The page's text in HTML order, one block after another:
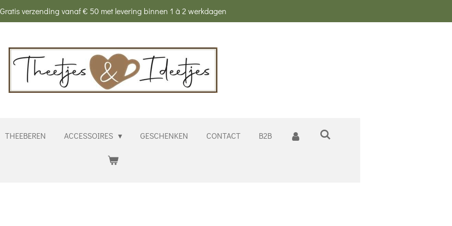
Gratis verzending vanaf € 50 met levering binnen 1 à 2 werkdagen
THEEBEREN ACCESSOIRES GESCHENKEN CONTACT B2B